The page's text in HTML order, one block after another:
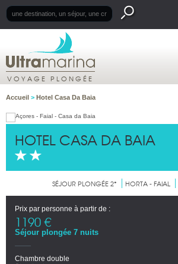
VOYAGE PLONGÉE
Accueil > Hotel Casa Da Baia
HOTEL CASA DA BAIA
SÉJOUR PLONGÉE 2* HORTA - FAIAL
Prix par personne à partir de :
1190 €
Séjour plongée 7 nuits
Chambre double